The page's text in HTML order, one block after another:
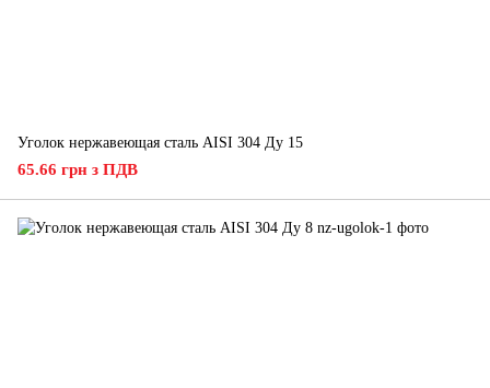
Уголок нержавеющая сталь AISI 304 Ду 15
65.66 грн з ПДВ